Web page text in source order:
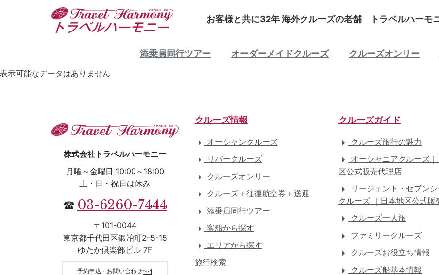
お客様と共に32年 海外クルーズの老舗 トラベルハーモ
添乗員同行ツアー オーダーメイドクルーズ クルーズオンリー
表示可能なデータはありません
株式会社トラベルハーモニー
月曜～金曜日 10:00～18:00
土・日・祝日は休み
☎ 03-6260-7444
〒101-0044
東京都千代田区鍛冶町2-5-15
ゆたか倶楽部ビル 7F
予約申込・お問い合わせ
クルーズ情報
オーシャンクルーズ
リバークルーズ
クルーズオンリー
クルーズ＋往復航空券＋送迎
添乗員同行ツアー
客船から探す
エリアから探す
旅行検索
クルーズガイド
クルーズ旅行の魅力
オーシャニアクルーズ
区公式販売代理店
リージェント・セブンシ
クルーズ ｜日本地区公式販
クルーズ一人旅
ファミリークルーズ
クルーズお役立ち情報
クルーズ船基本情報